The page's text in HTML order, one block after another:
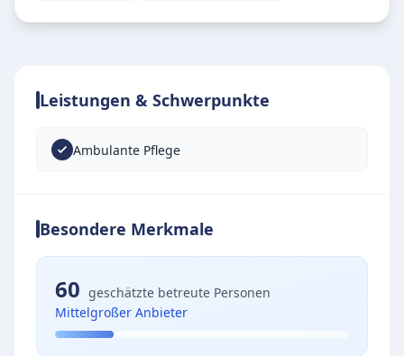
Leistungen & Schwerpunkte
Ambulante Pflege
Besondere Merkmale
60 geschätzte betreute Personen
Mittelgroßer Anbieter